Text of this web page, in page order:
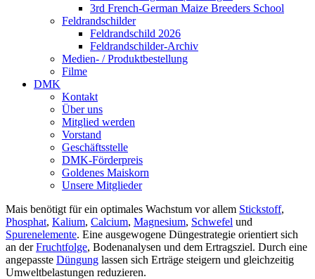
3rd French-German Maize Breeders School
Feldrandschilder
Feldrandschild 2026
Feldrandschilder-Archiv
Medien- / Produktbestellung
Filme
DMK
Kontakt
Über uns
Mitglied werden
Vorstand
Geschäftsstelle
DMK-Förderpreis
Goldenes Maiskorn
Unsere Mitglieder
Mais benötigt für ein optimales Wachstum vor allem Stickstoff,
Phosphat, Kalium, Calcium, Magnesium, Schwefel und
Spurenelemente. Eine ausgewogene Düngestrategie orientiert sich
an derFruchtfolge, Bodenanalysen und dem Ertragsziel. Durch eine
angepasste Düngung lassen sich Erträge steigern und gleichzeitig
Umweltbelastungen reduzieren.